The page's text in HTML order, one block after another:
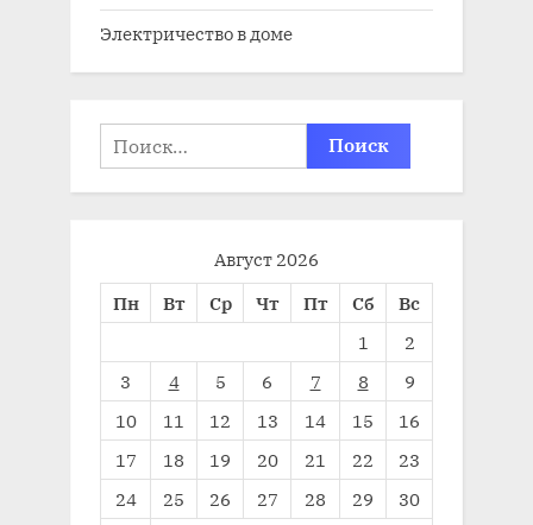
Электричество в доме
Найти:
Август 2026
Пн
Вт Ср Чт Пт Сб
Вс
1
2
3
4 5 6 7 8
9
10
11 12 13 14 15
16
17
18 19 20 21 22
23
24
25 26 27 28 29
30